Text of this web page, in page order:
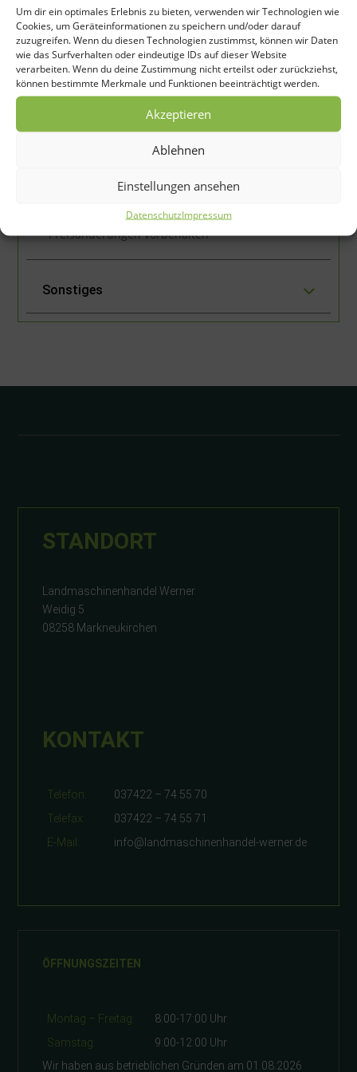
Um dir ein optimales Erlebnis zu bieten, verwenden wir Technologien wie
Cookies, um Geräteinformationen zu speichern und/oder darauf
zuzugreifen. Wenn du diesen Technologien zustimmst, können wir Daten
wie das Surfverhalten oder eindeutige IDs auf dieser Website
verarbeiten. Wenn du deine Zustimmung nicht erteilst oder zurückziehst,
können bestimmte Merkmale und Funktionen beeinträchtigt werden.
Akzeptieren
Ablehnen
Einstellungen ansehen
DatenschutzImpressum
Modell
Arbeits-
breite
PS
(min.-
max.)
Arbeitstiefe Messer Zapfwelle
IGN150 150 cm
30PS
–
50PS
14 cm 21+21
180 cm
–
70PS
14 cm
*Preisänderungen vorbehalten
Sonstiges
STANDORT
Landmaschinenhandel Werner
Weidig 5
08258 Markneukirchen
KONTAKT
Telefon:
037422 – 74 55 70
Telefax:
037422 – 74 55 71
E-Mail:
info@landmaschinenhandel-werner.de
ÖFFNUNGSZEITEN
Montag – Freitag:
8:00-17:00 Uhr
Samstag:
9:00-12:00 Uhr
Wir haben aus betrieblichen Gründen am 01.08.2026